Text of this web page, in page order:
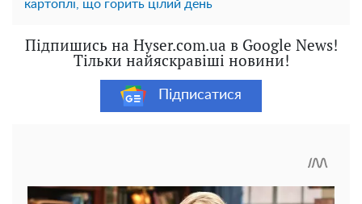
картоплі, що горить цілий день
Підпишись на Hyser.com.ua в Google News!
Тільки найяскравіші новини!
Підписатися